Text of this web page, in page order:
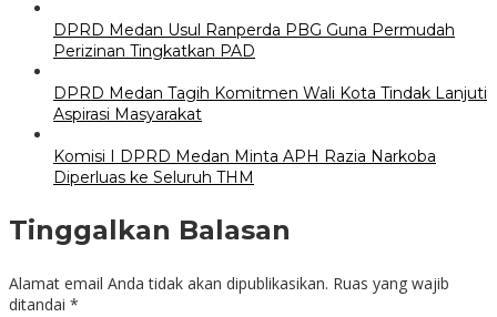
DPRD Medan Usul Ranperda PBG Guna Permudah
Perizinan Tingkatkan PAD
DPRD Medan Tagih Komitmen Wali Kota Tindak Lanjuti
Aspirasi Masyarakat
Komisi I DPRD Medan Minta APH Razia Narkoba
Diperluas ke Seluruh THM
Tinggalkan Balasan
Alamat email Anda tidak akan dipublikasikan. Ruas yang wajib
ditandai *